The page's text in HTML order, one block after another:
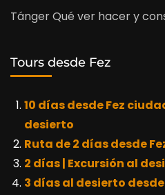
Tánger Qué ver hacer y
Tours desde Fez
10 días desde Fez
desierto
Ruta de 2 días desde
2 días | Excursión al
3 días al desierto